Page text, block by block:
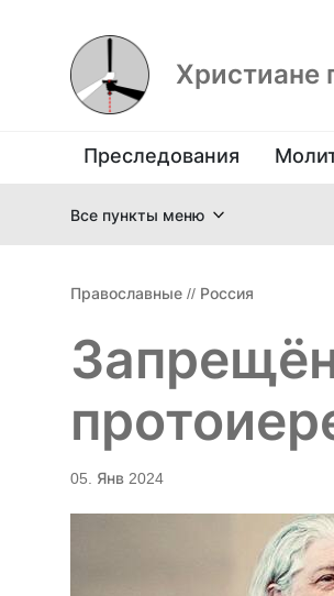
Христиане
Преследования
Все пункты меню
Православные // Россия
05. Янв 2024